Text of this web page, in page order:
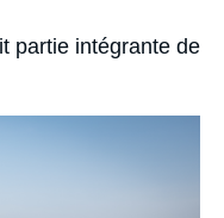
partie intégrante de